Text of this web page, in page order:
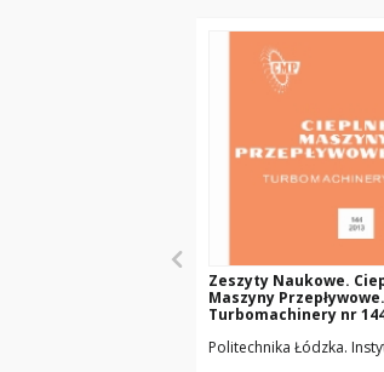
Zeszyty Naukowe.
Maszyny Przepływowe.
Turbomachinery nr
Politechnika Łódzka.